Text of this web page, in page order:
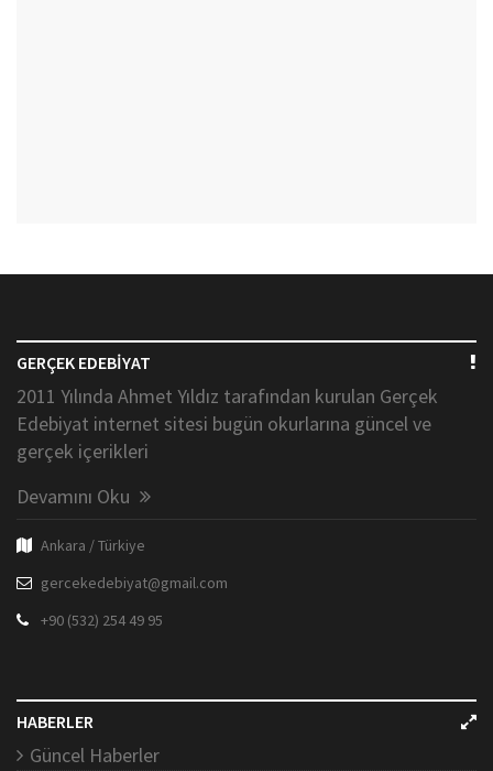
GERÇEK EDEBİYAT
2011 Yılında Ahmet Yıldız tarafından kurulan Gerçek
Edebiyat internet sitesi bugün okurlarına güncel ve
gerçek içerikleri
Devamını Oku
Ankara / Türkiye
gercekedebiyat@gmail.com
+90 (532) 254 49 95
HABERLER
Güncel Haberler